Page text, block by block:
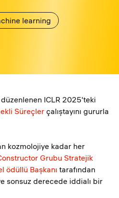
learning
ICLR 2025'teki
Süreçler çalıştayını gururla
kozmolojiye kadar her
Grubu Stratejik
ödüllü Başkanı tarafından
sonsuz derecede iddialı bir